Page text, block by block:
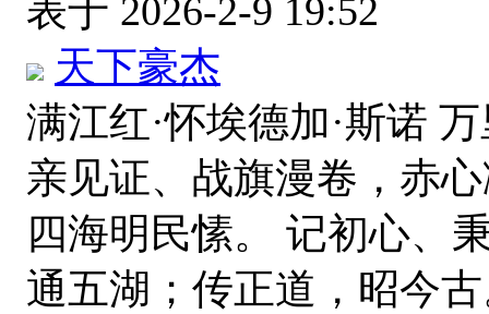
表于 2026-2-9 19:52
天下豪杰
满江红·怀埃德加·斯诺
亲见证、战旗漫卷，赤
四海明民愫。 记初心、
通五湖；传正道，昭今